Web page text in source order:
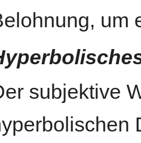
um
subjektive